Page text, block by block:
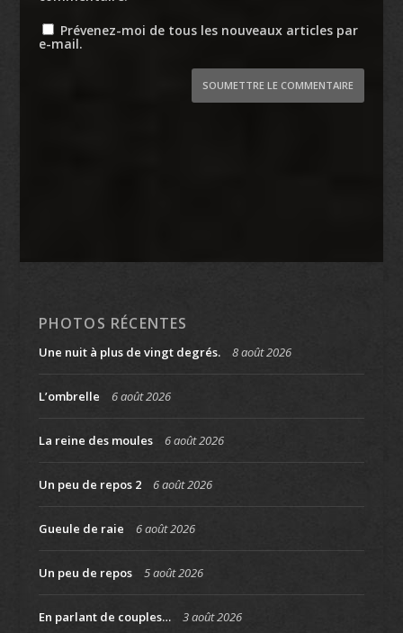
Prévenez-moi de tous les nouveaux articles par
e-mail.
SOUMETTRE LE COMMENTAIRE
PHOTOS RÉCENTES
Une nuit à plus de vingt degrés. 8 août 2026
L’ombrelle 6 août 2026
La reine des moules 6 août 2026
Un peu de repos 2 6 août 2026
Gueule de raie 6 août 2026
Un peu de repos 5 août 2026
En parlant de couples… 3 août 2026